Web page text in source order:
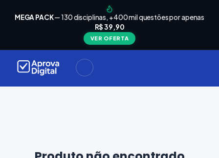
MEGA PACK— 130 disciplinas, +400 mil questões por apenas
R$ 39,90
VER OFERTA
Seu
loja e